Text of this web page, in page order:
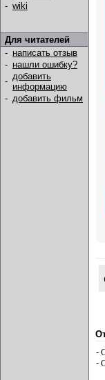
- wiki
Для читателей
- написать отзыв
- нашли ошибку?
- добавить
информацию
- добавить фильм
-
-